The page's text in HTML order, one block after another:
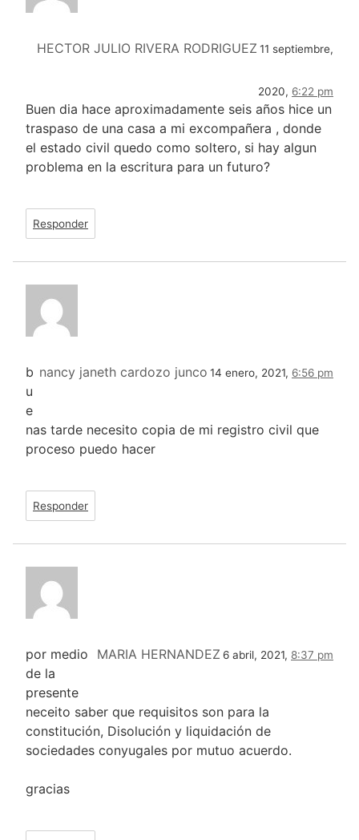
HECTOR JULIO RIVERA RODRIGUEZ 11 septiembre,
2020, 6:22 pm
Buen dia hace aproximadamente seis años hice un
traspaso de una casa a mi excompañera , donde
el estado civil quedo como soltero, si hay algun
problema en la escritura para un futuro?
Responder
nancy janeth cardozo junco 14 enero, 2021, 6:56 pm
b
u
e
nas tarde necesito copia de mi registro civil que
proceso puedo hacer
Responder
MARIA HERNANDEZ 6 abril, 2021, 8:37 pm
por medio
de la
presente
neceito saber que requisitos son para la
constitución, Disolución y liquidación de
sociedades conyugales por mutuo acuerdo.
gracias